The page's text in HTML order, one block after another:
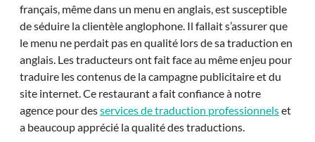
français, même dans un menu en anglais, est susceptible
de séduire la clientèle anglophone. Il fallait s’assurer que
le menu ne perdait pas en qualité lors de sa traduction en
anglais. Les traducteurs ont fait face au même enjeu pour
traduire les contenus de la campagne publicitaire et du
site internet. Ce restaurant a fait confiance à notre
agence pour desservices de traduction professionnelset
a beaucoup apprécié la qualité des traductions.